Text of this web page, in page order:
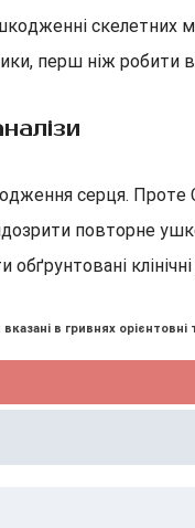
скелетних
перш ніж робити
серця.
повторне
вказані в гривнях